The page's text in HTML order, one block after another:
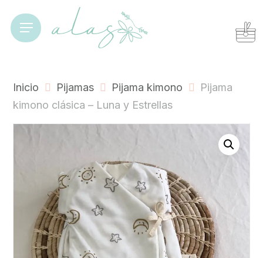
mainMenu Cart Close
Cart
Inicio Pijamas Pijama kimono
Pijama
kimono clásica – Luna y Estrellas